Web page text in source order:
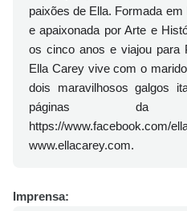
paixões de Ella. Formada
e apaixonada por Arte e
os cinco anos e viajou para
Ella Carey vive com o
dois maravilhosos galgos
páginas
https://
www.ellacarey.com.
Imprensa: